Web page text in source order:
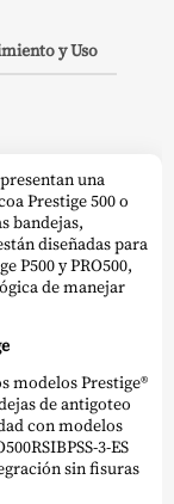
y Uso
una
Prestige 500 o
bandejas,
diseñadas para
P500 y PRO500,
de manejar
modelos Prestige®
de antigoteo
con modelos
3-ES
sin fisuras